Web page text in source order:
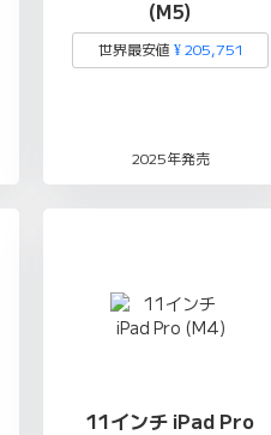
(M5)
世界最安値 ¥ 205,751
2025年発売
11インチ iPad Pro